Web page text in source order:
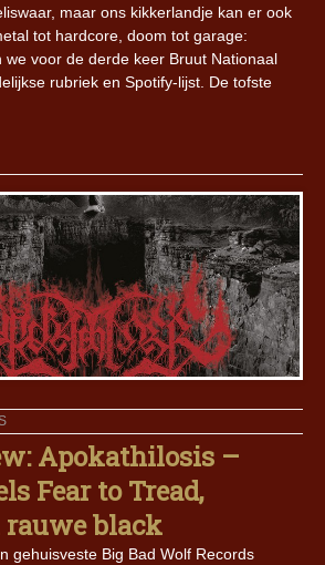
maar ons kikkerlandje kan er ook
tot hardcore, doom tot garage:
voor de derde keer Bruut Nationaal
rubriek en Spotify-lijst. De tofste
Apokathilosis –
Fear to Tread,
rauwe black
gehuisveste Big Bad Wolf Records